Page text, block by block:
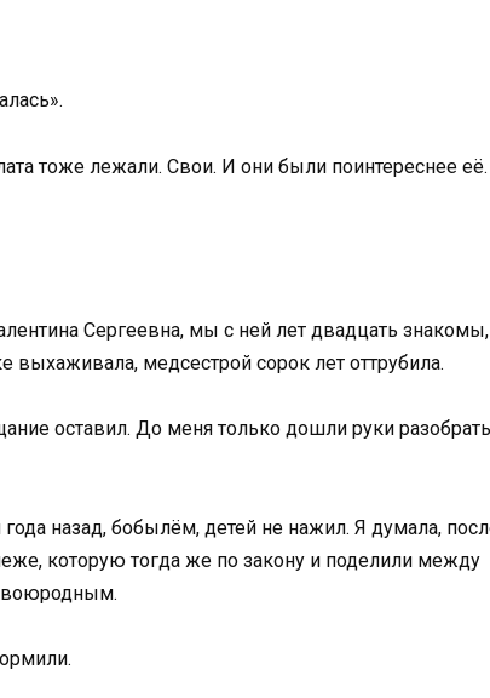
тоже лежали. Свои. И они были поинтереснее её.
Сергеевна, мы с ней лет двадцать знакомы,
медсестрой сорок лет оттрубила.
оставил. До меня только дошли руки разобрать
назад, бобылём, детей не нажил. Я думала,
которую тогда же по закону и поделили между